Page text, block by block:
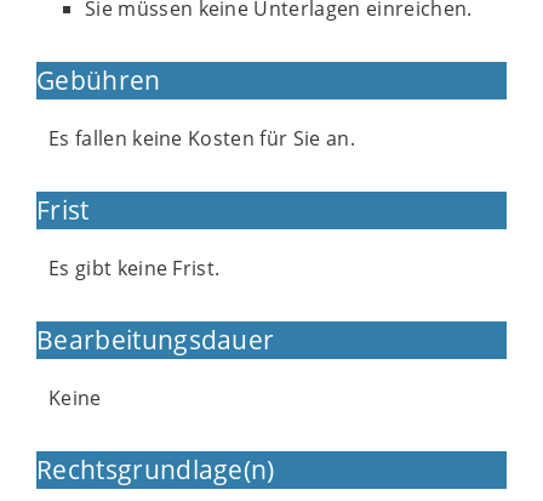
Sie müssen keine Unterlagen einreichen.
Gebühren
Es fallen keine Kosten für Sie an.
Frist
Es gibt keine Frist.
Bearbeitungsdauer
Keine
Rechtsgrundlage(n)